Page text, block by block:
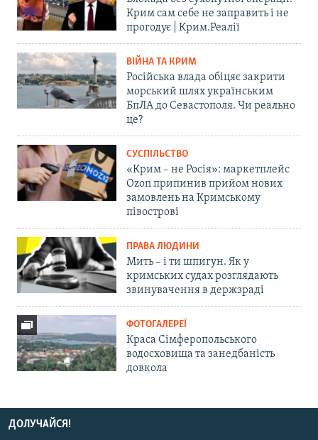
Крим сам себе не заправить і не
прогодує | Крим.Реалії
ВІЙНА ТА КРИМ
Російська влада обіцяє закрити
морський шлях українським
БпЛА до Севастополя. Чи реально
це?
СУСПІЛЬСТВО
«Крим – не Росія»: маркетплейс
Ozon припинив прийом нових
замовлень на Кримському
півострові
ПРАВА ЛЮДИНИ
Мить – і ти шпигун. Як у
кримських судах розглядають
звинувачення в держзраді
ФОТОГАЛЕРЕЇ
Краса Сімферопольського
водосховища та занедбаність
довкола
ДОЛУЧАЙСЯ!